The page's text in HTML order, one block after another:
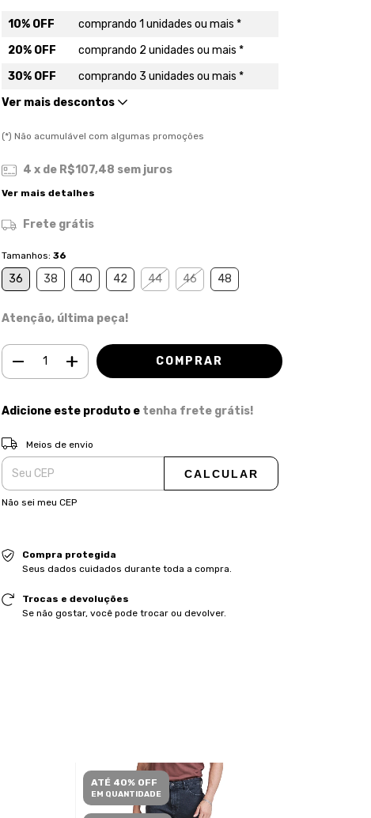
10% OFF
comprando 1 unidades ou mais *
20% OFF
comprando 2 unidades ou mais *
30% OFF
comprando 3 unidades ou mais *
Ver mais descontos
(*) Não acumulável com algumas promoções
4 x de R$107,48 sem juros
Ver mais detalhes
Frete grátis
Tamanhos: 36
36 38 40 42 44 46 48
Atenção, última peça!
Adicione este produto e tenha frete grátis!
Entregas para o CEP:
Meios de envio
CALCULAR
Não sei meu CEP
Compra protegida
Seus dados cuidados durante toda a compra.
Trocas e devoluções
Se não gostar, você pode trocar ou devolver.
ATÉ 40% OFF
EM QUANTIDADE